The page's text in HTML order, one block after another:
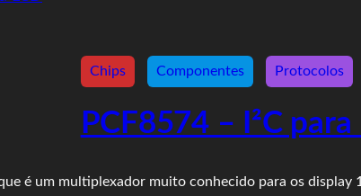
Chips Componentes Protocolos
PCF8574 – I²C para
é um multiplexador muito conhecido para os